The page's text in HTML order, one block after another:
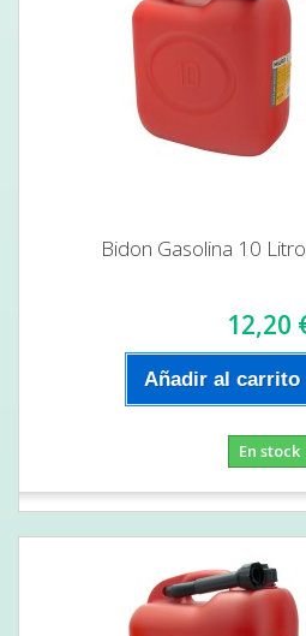
Bidon Gasolina 10
12,20
Añadir al carrito
En stock